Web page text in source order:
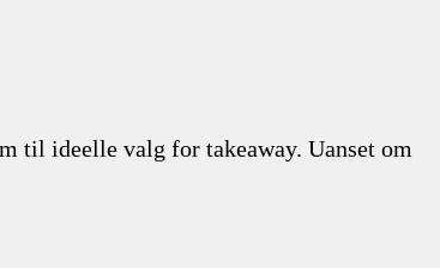
til ideelle valg for takeaway. Uanset om